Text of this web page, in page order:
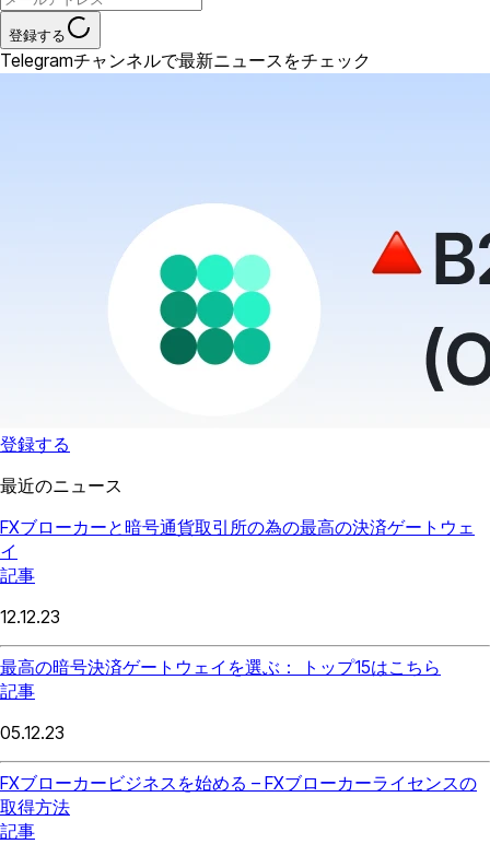
登録する
Telegramチャンネルで最新ニュースをチェック
登録する
最近のニュース
FXブローカーと暗号通貨取引所の為の最高の決済ゲートウェ
イ
記事
12.12.23
最高の暗号決済ゲートウェイを選ぶ： トップ15はこちら
記事
05.12.23
FXブローカービジネスを始める – FXブローカーライセンスの
取得方法
記事